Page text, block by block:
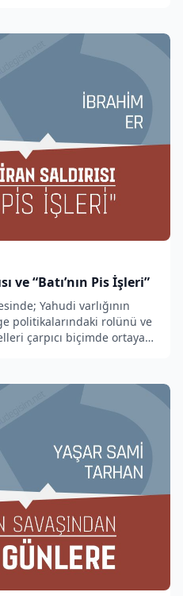
ve “Batı’nın Pis İşleri”
Yahudi varlığının
politikalarındaki rolünü ve
çarpıcı biçimde ortaya